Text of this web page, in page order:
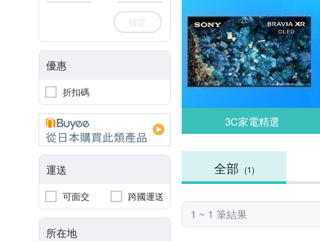
確定
優惠
折扣碼
運送
可面交 跨國運送
所在地
3C家電精選
全部 (1)
1 ~ 1 筆結果